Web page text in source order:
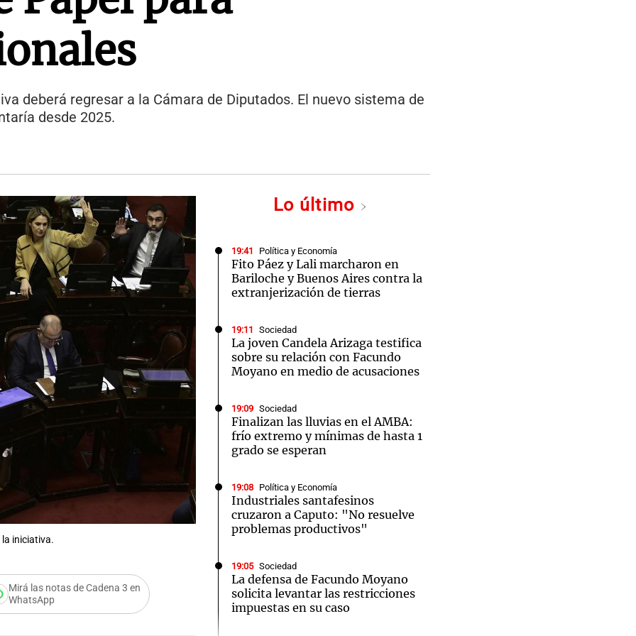
deberá regresar a la Cámara de Diputados. El nuevo sistema de
desde 2025.
iniciativa.
Mirá las notas de Cadena 3 en
WhatsApp
Lo último
19:41 Política y Economía
Fito Páez y Lali marcharon en
Bariloche y Buenos Aires contra la
extranjerización de tierras
19:11 Sociedad
La joven Candela Arizaga testifica
sobre su relación con Facundo
Moyano en medio de acusaciones
19:09 Sociedad
Finalizan las lluvias en el AMBA:
frío extremo y mínimas de hasta 1
grado se esperan
19:08 Política y Economía
Industriales santafesinos
cruzaron a Caputo: "No resuelve
problemas productivos"
19:05 Sociedad
La defensa de Facundo Moyano
solicita levantar las restricciones
impuestas en su caso
Audio.
Cadena 3 El huracán de Arequito Cadena 3 en Groenlandia